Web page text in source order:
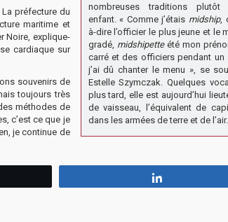
nombreuses traditions plutôt
enfant. « Comme j’étais midship,
à-dire l’officier le plus jeune et le
gradé, midshipetteété mon
carré et des officiers pendant un
j’ai dû chanter le menu », se
Estelle Szymczak. Quelques
plus tard, elle est aujourd’hui
de vaisseau, l’équivalent de
dans les armées de terre et de l’air.
La préfecture du
maritime et
Noire, explique-
cardiaque sur
souvenirs de
toujours très
méthodes de
c’est ce que je
je continue de